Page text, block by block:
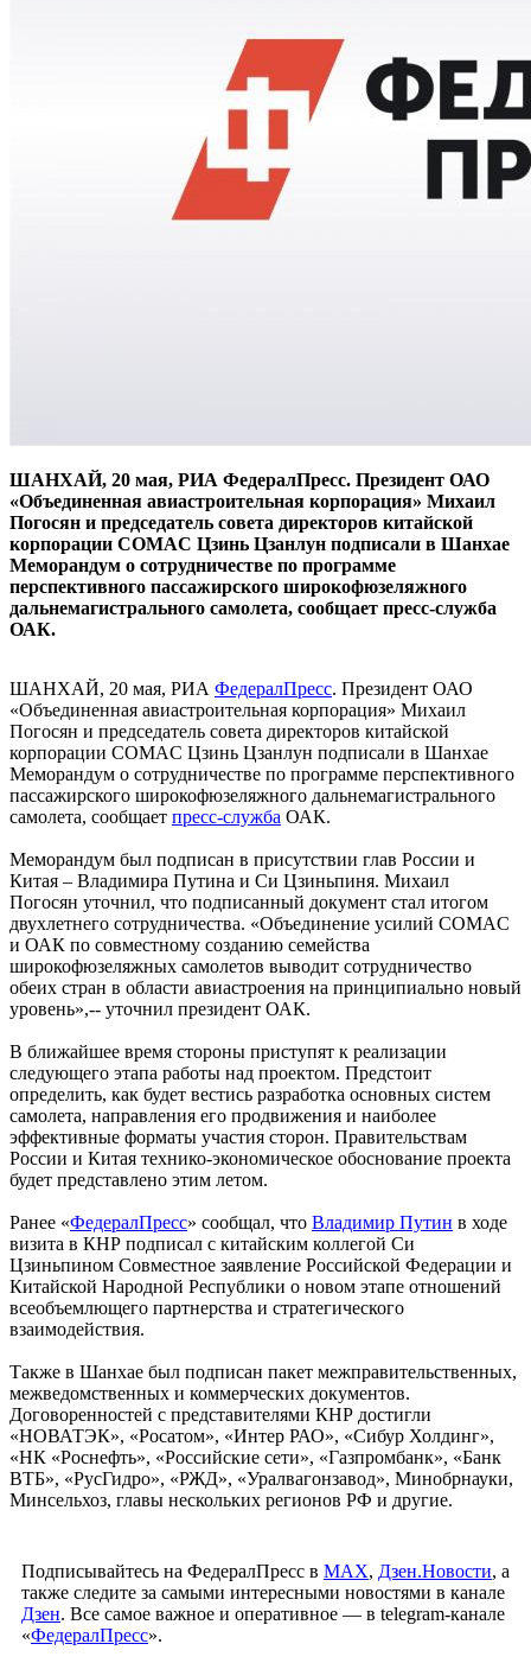
ШАНХАЙ, 20 мая, РИА ФедералПресс. Президент ОАО
«Объединенная авиастроительная корпорация» Михаил
Погосян и председатель совета директоров китайской
корпорации COMAC Цзинь Цзанлун подписали в Шанхае
Меморандум о сотрудничестве по программе
перспективного пассажирского широкофюзеляжного
дальнемагистрального самолета, сообщает пресс-служба
ОАК.
ШАНХАЙ, 20 мая, РИА ФедералПресс. Президент ОАО
«Объединенная авиастроительная корпорация» Михаил
Погосян и председатель совета директоров китайской
корпорации COMAC Цзинь Цзанлун подписали в Шанхае
Меморандум о сотрудничестве по программе перспективного
пассажирского широкофюзеляжного дальнемагистрального
самолета, сообщает пресс-служба ОАК.
Меморандум был подписан в присутствии глав России и
Китая – Владимира Путина и Си Цзиньпиня. Михаил
Погосян уточнил, что подписанный документ стал итогом
двухлетнего сотрудничества. «Объединение усилий COMAC
и ОАК по совместному созданию семейства
широкофюзеляжных самолетов выводит сотрудничество
обеих стран в области авиастроения на принципиально новый
уровень»,-- уточнил президент ОАК.
В ближайшее время стороны приступят к реализации
следующего этапа работы над проектом. Предстоит
определить, как будет вестись разработка основных систем
самолета, направления его продвижения и наиболее
эффективные форматы участия сторон. Правительствам
России и Китая технико-экономическое обоснование проекта
будет представлено этим летом.
Ранее «ФедералПресс» сообщал, что Владимир Путин в ходе
визита в КНР подписал с китайским коллегой Си
Цзиньпином Совместное заявление Российской Федерации и
Китайской Народной Республики о новом этапе отношений
всеобъемлющего партнерства и стратегического
взаимодействия.
Также в Шанхае был подписан пакет межправительственных,
межведомственных и коммерческих документов.
Договоренностей с представителями КНР достигли
«НОВАТЭК», «Росатом», «Интер РАО», «Сибур Холдинг»,
«НК «Роснефть», «Российские сети», «Газпромбанк», «Банк
ВТБ», «РусГидро», «РЖД», «Уралвагонзавод», Минобрнауки,
Минсельхоз, главы нескольких регионов РФ и другие.
Подписывайтесь на ФедералПресс в МАХ, Дзен.Новости, а
также следите за самыми интересными новостями в канале
Дзен. Все самое важное и оперативное — в telegram-канале
«ФедералПресс».